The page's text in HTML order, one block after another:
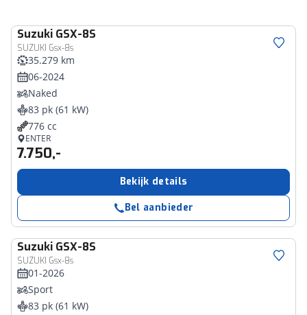
Suzuki GSX-8S
SUZUKI Gsx-8s
35.279 km
06-2024
Naked
83 pk (61 kW)
776 cc
ENTER
7.750,-
Bekijk details
Bel aanbieder
Suzuki GSX-8S
SUZUKI Gsx-8s
01-2026
Sport
83 pk (61 kW)